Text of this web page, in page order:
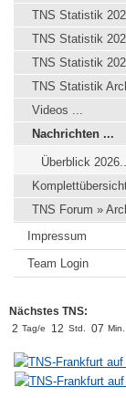
TNS Statistik
TNS Statistik
TNS Statistik
TNS Statistik
Videos ...
Nachrichten ...
Überblick
TNS Forum »
Impressum
Team Login
Nächstes TNS:
2 Tag/e 12 Std. 07 Min.